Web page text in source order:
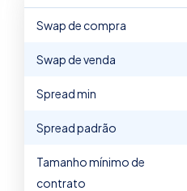
Swap de compra
Swap de venda
Spread min
Spread padrão
Tamanho mínimo de
contrato